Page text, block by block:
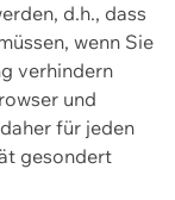
d.h., dass
wenn Sie
verhindern
und
für jeden
gesondert